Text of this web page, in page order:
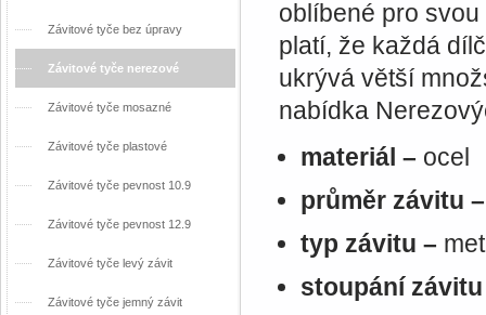
oblíbené pro
platí, že každá
ukrývá větší
nabídka
materiál – ocel
průměr závitu
typ závitu –
stoupání
Závitové tyče bez úpravy
Závitové tyče nerezové
Závitové tyče mosazné
Závitové tyče plastové
Závitové tyče pevnost 10.9
Závitové tyče pevnost 12.9
Závitové tyče levý závit
Závitové tyče jemný závit